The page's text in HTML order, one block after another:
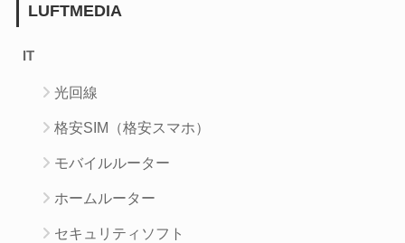
LUFTMEDIA
IT
光回線
格安SIM（格安スマホ）
モバイルルーター
ホームルーター
セキュリティソフト